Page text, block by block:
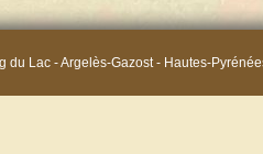
du Lac - Argelès-Gazost - Hautes-